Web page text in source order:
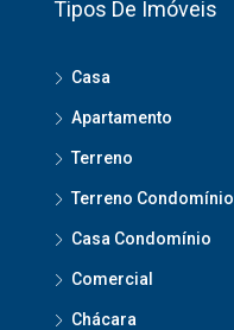
Tipos De Imóveis
Casa
Apartamento
Terreno
Terreno Condomínio
Casa Condomínio
Comercial
Chácara